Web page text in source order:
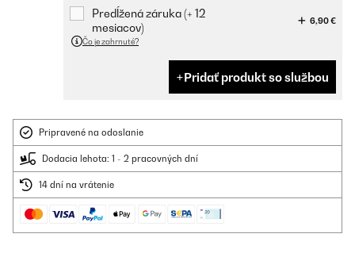
Predĺžená záruka (+ 12
mesiacov)
6,90 €
Čo je zahrnuté?
Pridať produkt so službou
Pripravené na odoslanie
Dodacia lehota: 1 - 2 pracovných dní
14 dní na vrátenie